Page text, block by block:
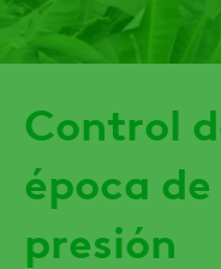
Control
época
presión